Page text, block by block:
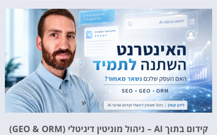
קידום בתוך AI – ניהול מוניטין דיגיטלי (GEO & ORM)